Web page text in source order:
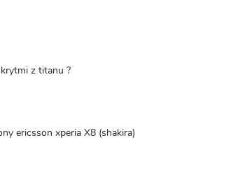
z titanu ?
ericsson xperia X8 (shakira)